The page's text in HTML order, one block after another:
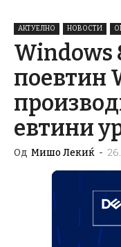
АКТУЕЛНО НОВОСТИ
Windows
поевтин
евтини
Од Мишо Лекиќ -